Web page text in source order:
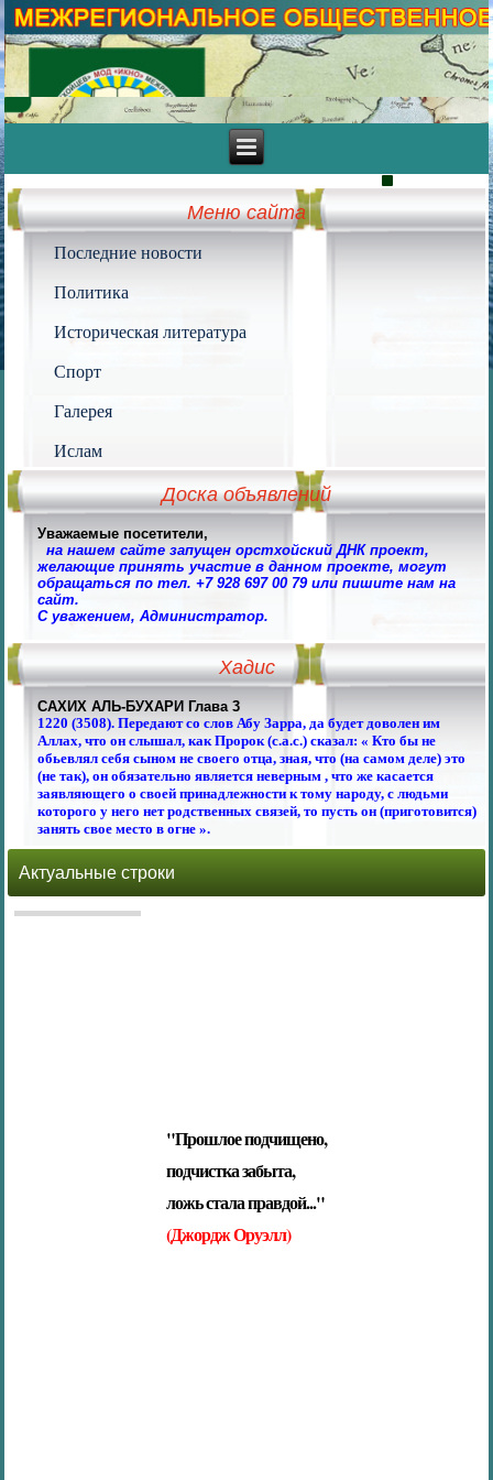
Меню сайта
Последние новости
Политика
Историческая литература
Спорт
Галерея
Ислам
Доска объявлений
Уважаемые посетители,
на нашем сайте запущен орстхойский ДНК проект,
желающие принять участие в данном проекте, могут
обращаться по тел. +7 928 697 00 79 или пишите нам на
сайт.
С уважением, Администратор.
Хадис
САХИХ АЛЬ-БУХАРИ Глава 3
1220 (3508). Передают со слов Абу Зарра, да будет доволен им
Аллах, что он слышал, как Пророк (с.а.с.) сказал: « Кто бы не
обьевлял себя сыном не своего отца, зная, что (на самом деле) это
(не так), он обязательно является неверным , что же касается
заявляющего о своей принадлежности к тому народу, с людьми
которого у него нет родственных связей, то пусть он (приготовится)
занять свое место в огне ».
Актуальные строки
"Прошлое подчищено,
подчистка забыта,
ложь стала правдой..."
(Джордж Оруэлл)